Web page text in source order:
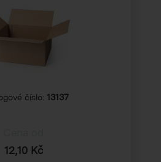
číslo: 13137
12,10 Kč